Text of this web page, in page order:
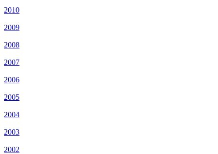
2010
2009
2008
2007
2006
2005
2004
2003
2002